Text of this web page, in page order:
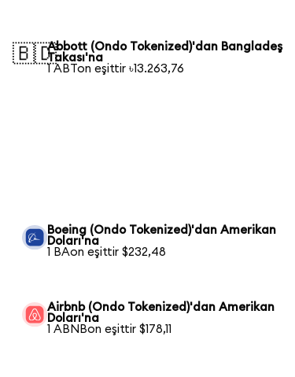
🇧🇩Abbott (Ondo Tokenized)'dan Bangladeş
Takası'na
1 ABTon eşittir ৳13.263,76
Boeing (Ondo Tokenized)'dan Amerikan
Doları'na
1 BAon eşittir $232,48
Airbnb (Ondo Tokenized)'dan Amerikan
Doları'na
1 ABNBon eşittir $178,11